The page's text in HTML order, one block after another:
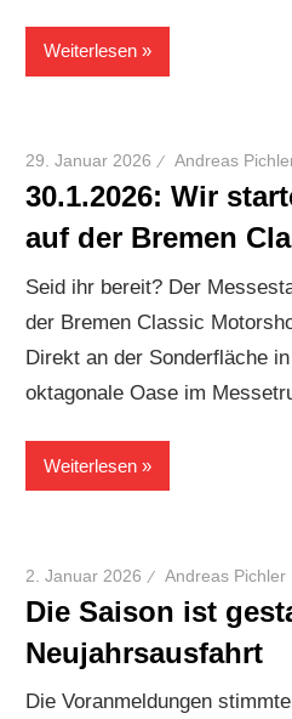
Weiterlesen
29. Januar 2026 Andreas
30.1.2026: Wir
auf der Bremen
Seid ihr bereit? Der
der Bremen Classic
Direkt an der Sonderfläche
oktagonale Oase im
Weiterlesen
2. Januar 2026 Andreas Pichler
Die Saison ist
Neujahrsausfahrt
Die Voranmeldungen